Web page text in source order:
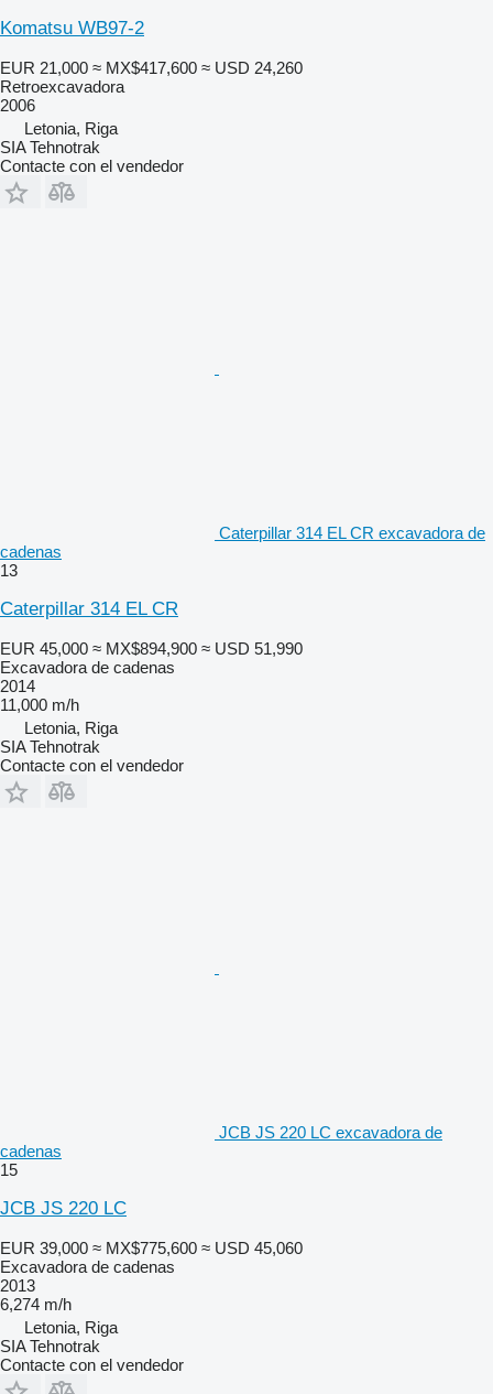
Komatsu WB97-2
EUR 21,000 ≈ MX$417,600 ≈ USD 24,260
Retroexcavadora
2006
Letonia, Riga
SIA Tehnotrak
Contacte con el vendedor
Caterpillar 314 EL CR excavadora de
cadenas
13
Caterpillar 314 EL CR
EUR 45,000 ≈ MX$894,900 ≈ USD 51,990
Excavadora de cadenas
2014
11,000 m/h
Letonia, Riga
SIA Tehnotrak
Contacte con el vendedor
JCB JS 220 LC excavadora de
cadenas
15
JCB JS 220 LC
EUR 39,000 ≈ MX$775,600 ≈ USD 45,060
Excavadora de cadenas
2013
6,274 m/h
Letonia, Riga
SIA Tehnotrak
Contacte con el vendedor